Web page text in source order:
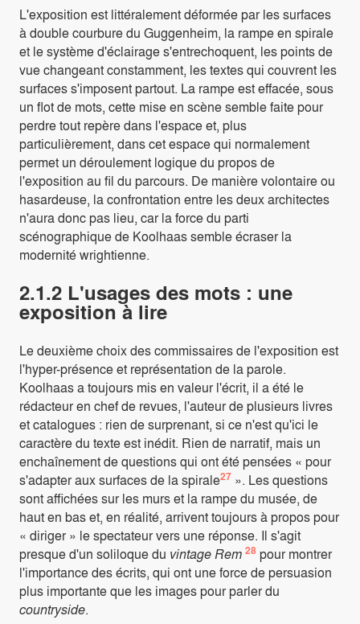
L'exposition est littéralement déformée par les surfaces
à double courbure du Guggenheim, la rampe en spirale
et le système d'éclairage s'entrechoquent, les points de
vue changeant constamment, les textes qui couvrent les
surfaces s'imposent partout. La rampe est effacée, sous
un flot de mots, cette mise en scène semble faite pour
perdre tout repère dans l'espace et, plus
particulièrement, dans cet espace qui normalement
permet un déroulement logique du propos de
l'exposition au fil du parcours. De manière volontaire ou
hasardeuse, la confrontation entre les deux architectes
n'aura donc pas lieu, car la force du parti
scénographique de Koolhaas semble écraser la
modernité wrightienne.
2.1.2 L'usages des mots : une
exposition à lire
Le deuxième choix des commissaires de l'exposition est
l'hyper-présence et représentation de la parole.
Koolhaas a toujours mis en valeur l'écrit, il a été le
rédacteur en chef de revues, l'auteur de plusieurs livres
et catalogues : rien de surprenant, si ce n'est qu'ici le
caractère du texte est inédit. Rien de narratif, mais un
enchaînement de questions qui ont été pensées « pour
s'adapter aux surfaces de la spirale27 ». Les questions
sont affichées sur les murs et la rampe du musée, de
haut en bas et, en réalité, arrivent toujours à propos pour
« diriger » le spectateur vers une réponse. Il s'agit
presque d'un soliloque du vintage Rem 28 pour montrer
l'importance des écrits, qui ont une force de persuasion
plus importante que les images pour parler du
countryside.